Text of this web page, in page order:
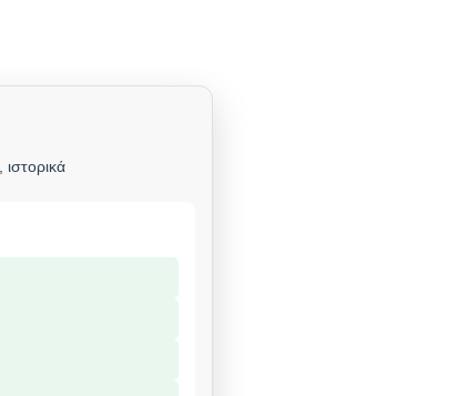
, ιστορικά